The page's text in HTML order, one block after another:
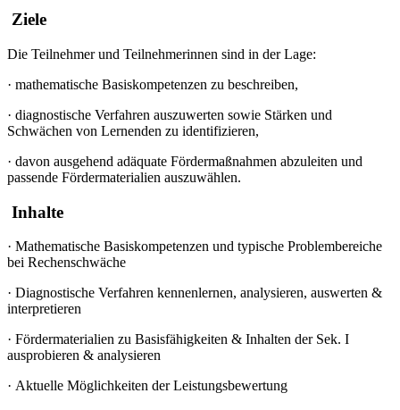
Ziele
Die Teilnehmer und Teilnehmerinnen sind in der Lage:
· mathematische Basiskompetenzen zu beschreiben,
· diagnostische Verfahren auszuwerten sowie Stärken und
Schwächen von Lernenden zu identifizieren,
· davon ausgehend adäquate Fördermaßnahmen abzuleiten und
passende Fördermaterialien auszuwählen.
Inhalte
· Mathematische Basiskompetenzen und typische Problembereiche
bei Rechenschwäche
· Diagnostische Verfahren kennenlernen, analysieren, auswerten &
interpretieren
· Fördermaterialien zu Basisfähigkeiten & Inhalten der Sek. I
ausprobieren & analysieren
· Aktuelle Möglichkeiten der Leistungsbewertung